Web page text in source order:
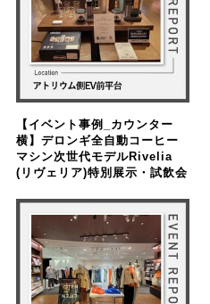
【イベント事例_カウンター
横】デロンギ全自動コーヒー
マシン次世代モデルRivelia
(リヴェリア)特別展示・試飲会